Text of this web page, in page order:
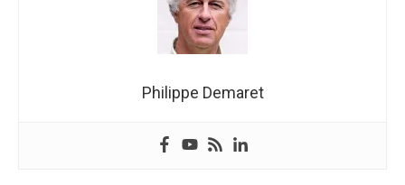
Philippe Demaret